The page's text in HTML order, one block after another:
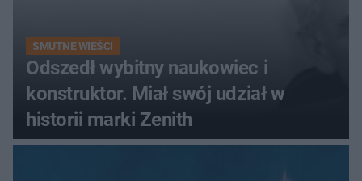
SMUTNE WIEŚCI
Odszedł wybitny naukowiec i
konstruktor. Miał swój udział w
historii marki Zenith